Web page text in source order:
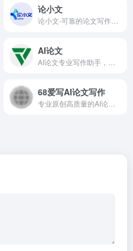
论小文
AI论文
68爱写AI论文写作